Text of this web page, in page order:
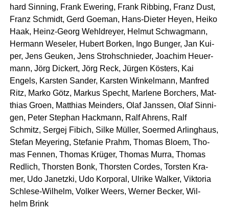
hard Sin­ning, Frank Ewe­ring, Frank Rib­bing, Franz Dust,
Franz Schmidt, Gerd Goe­man, Hans-Die­ter Heyen, Hei­ko
Haak, Heinz-Georg Wehl­drey­er, Hel­mut Schwag­mann,
Her­mann Wese­ler, Hubert Bor­ken, Ingo Bun­ger, Jan Kui­
per, Jens Geu­ken, Jens Stroh­sch­nie­der, Joa­chim Heu­er­
mann, Jörg Dickert, Jörg Reck, Jür­gen Kös­ters, Kai
Engels, Kars­ten San­der, Kars­ten Win­kel­mann, Man­fred
Ritz, Mar­ko Götz, Mar­kus Specht, Mar­le­ne Bor­chers, Mat­
thi­as Gro­en, Mat­thi­as Mein­ders, Olaf Jans­sen, Olaf Sin­ni­
gen, Peter Ste­phan Hack­mann, Ralf Ahrens, Ralf
Schmitz, Ser­gej Fibich, Sil­ke Mül­ler, Soer­med Arling­haus,
Ste­fan Meye­ring, Ste­fa­nie Prahm, Tho­mas Blo­em, Tho­
mas Fen­nen, Tho­mas Krü­ger, Tho­mas Mur­ra, Tho­mas
Red­lich, Thors­ten Bonk, Thors­ten Cor­des, Tors­ten Kra­
mer, Udo Janetz­ki, Udo Kor­po­ral, Ulri­ke Wal­ker, Vik­to­ria
Schle­se-Wil­helm, Vol­ker Weers, Wer­ner Becker, Wil­
helm Brink